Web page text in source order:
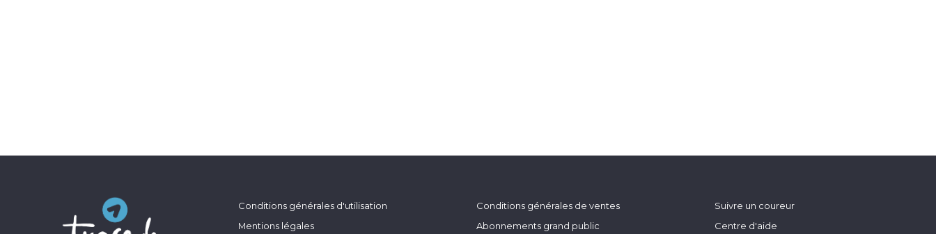
Conditions générales d'utilisation
Mentions légales
Conditions générales de ventes
Abonnements grand public
Suivre un coureur
Centre d'aide